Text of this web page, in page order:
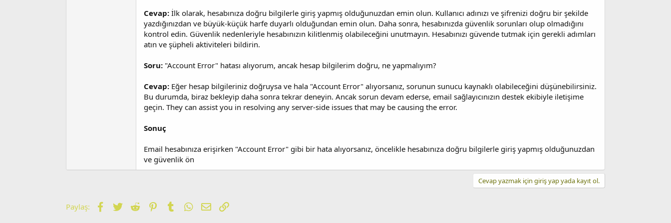
Cevap: İlk olarak, hesabınıza doğru bilgilerle giriş yapmış olduğunuzdan emin olun. Kullanıcı adınızı ve şifrenizi doğru bir şekilde
yazdığınızdan ve büyük-küçük harfe duyarlı olduğundan emin olun. Daha sonra, hesabınızda güvenlik sorunları olup olmadığını
kontrol edin. Güvenlik nedenleriyle hesabınızın kilitlenmiş olabileceğini unutmayın. Hesabınızı güvende tutmak için gerekli adımları
atın ve şüpheli aktiviteleri bildirin.
Soru: "Account Error" hatası alıyorum, ancak hesap bilgilerim doğru, ne yapmalıyım?
Cevap: Eğer hesap bilgileriniz doğruysa ve hala "Account Error" alıyorsanız, sorunun sunucu kaynaklı olabileceğini düşünebilirsiniz.
Bu durumda, biraz bekleyip daha sonra tekrar deneyin. Ancak sorun devam ederse, email sağlayıcınızın destek ekibiyle iletişime
geçin. They can assist you in resolving any server-side issues that may be causing the error.
Sonuç
Email hesabınıza erişirken "Account Error" gibi bir hata alıyorsanız, öncelikle hesabınıza doğru bilgilerle giriş yapmış olduğunuzdan
ve güvenlik ön
Cevap yazmak için giriş yap yada kayıt ol.
Paylaş: Facebook
TwitterReddit PinterestTumblrWhatsApp
E-postaLink